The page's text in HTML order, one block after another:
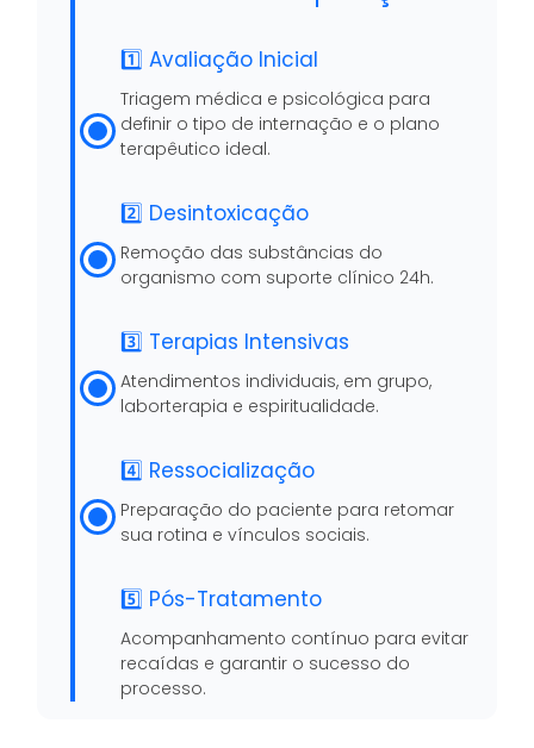
1️⃣ Avaliação Inicial
Triagem médica e psicológica para
definir o tipo de internação e o plano
terapêutico ideal.
2️⃣ Desintoxicação
Remoção das substâncias do
organismo com suporte clínico 24h.
3️⃣ Terapias Intensivas
Atendimentos individuais, em grupo,
laborterapia e espiritualidade.
4️⃣ Ressocialização
Preparação do paciente para retomar
sua rotina e vínculos sociais.
5️⃣ Pós-Tratamento
Acompanhamento contínuo para evitar
recaídas e garantir o sucesso do
processo.